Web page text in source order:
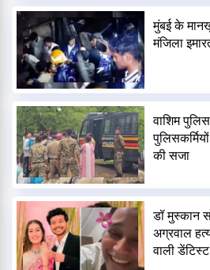
मुंबई के
मंजिला
वाशिम
की सजा
डॉ मुस्कान
अग्रवाल
वाली